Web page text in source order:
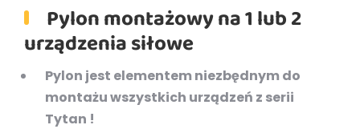
Pylon montażowy na 1 lub 2
urządzenia siłowe
Pylon jest elementem niezbędnym do
montażu wszystkich urządzeń z serii
Tytan !